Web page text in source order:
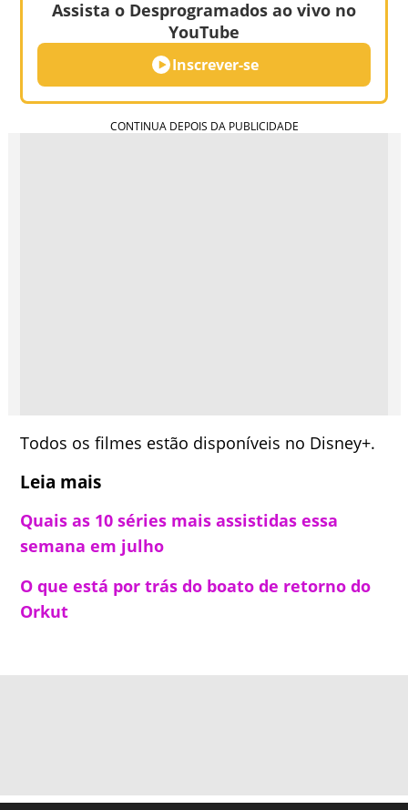
Assista o Desprogramados ao vivo no
YouTube
Inscrever-se
Todos os filmes estão disponíveis no Disney+.
Leia mais
Quais as 10 séries mais assistidas essa
semana em julho
O que está por trás do boato de retorno do
Orkut